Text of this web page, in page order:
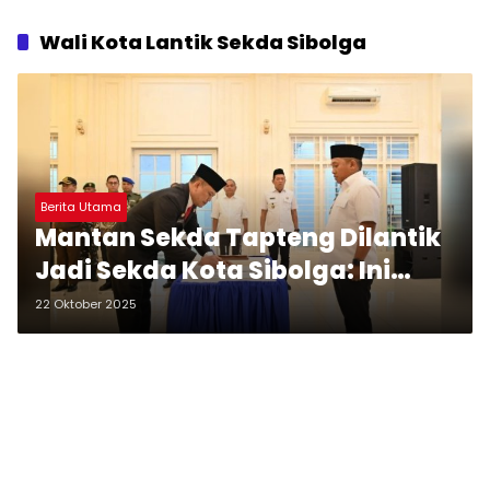
Wali Kota Lantik Sekda Sibolga
Berita Utama
Mantan Sekda Tapteng Dilantik
Jadi Sekda Kota Sibolga: Ini
Pesan Wali Kota
22 Oktober 2025